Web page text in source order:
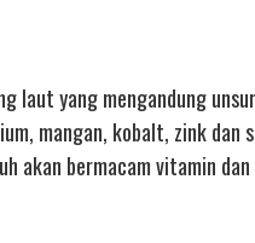
laut yang mengandung
mangan, kobalt, zink dan
akan bermacam vitamin